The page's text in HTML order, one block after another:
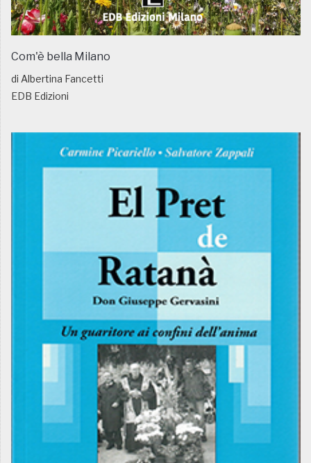
Com'è bella Milano
di Albertina Fancetti
EDB Edizioni